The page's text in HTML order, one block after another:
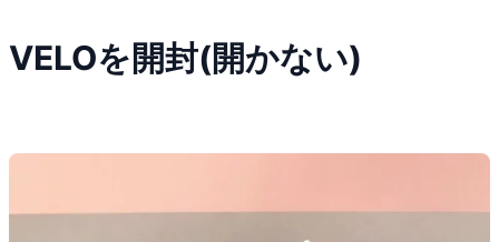
VELOを開封(開かない)